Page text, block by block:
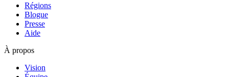
Régions
Blogue
Presse
Aide
À propos
Vision